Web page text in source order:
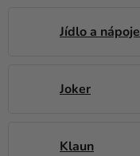
Jídlo a nápoje
Joker
Klaun